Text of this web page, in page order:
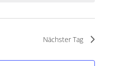
Nächster Tag